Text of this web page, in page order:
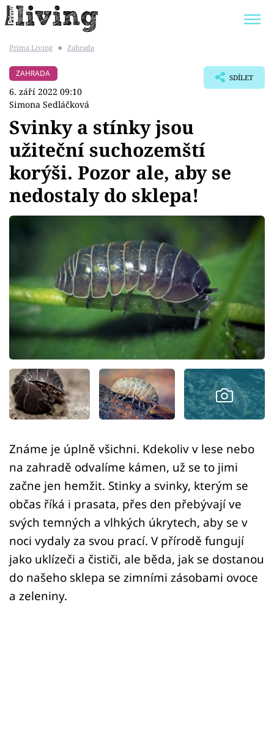
BYDLENÍ SLAVNÝCH
Témata
Bydlení
Zahrada
Sledujte prima+
Přihlášení
Sledujte nás
Prima Living ■ Zahrada
ZAHRADA
6. září 2022 09:10
Simona Sedláčková
SDÍLET
Svinky a stínky jsou
užiteční suchozemští
korýši. Pozor ale, aby se
nedostaly do sklepa!
Známe je úplně všichni. Kdekoliv v lese nebo
na zahradě odvalíme kámen, už se to jimi
začne jen hemžit. Stinky a svinky, kterým se
občas říká i prasata, přes den přebývají ve
svých temných a vlhkých úkrytech, aby se v
noci vydaly za svou prací. V přírodě fungují
jako uklízeči a čističi, ale běda, jak se dostanou
do našeho sklepa se zimními zásobami ovoce
a zeleniny.